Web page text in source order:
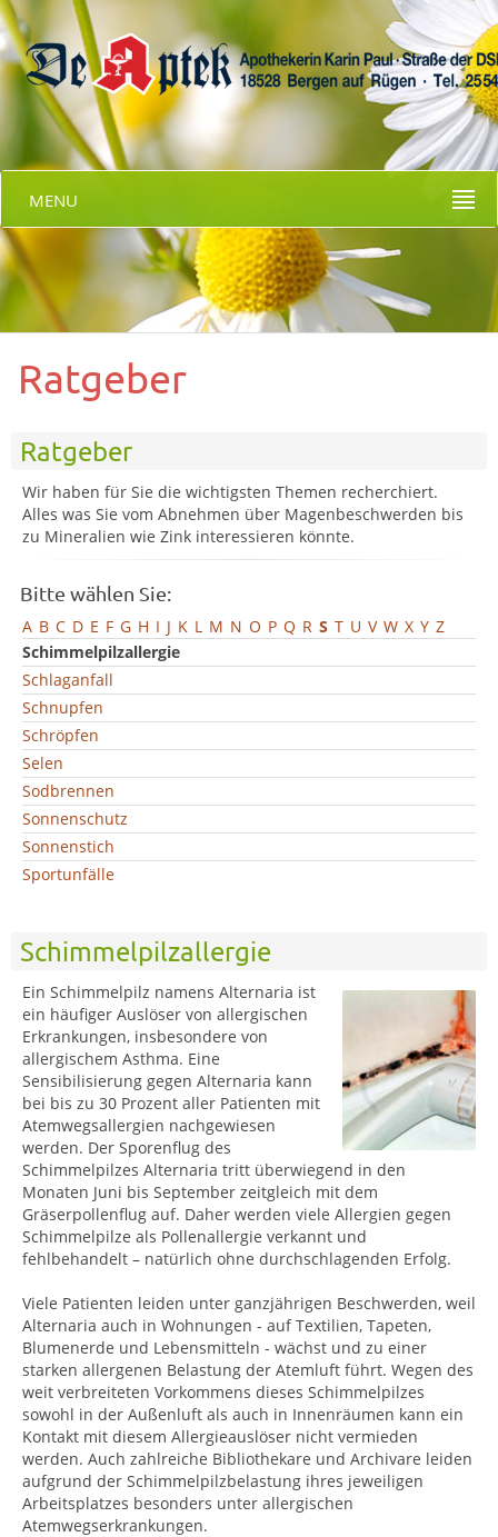
MENU
Ratgeber
Ratgeber
Wir haben für Sie die wichtigsten Themen recherchiert.
Alles was Sie vom Abnehmen über Magenbeschwerden bis
zu Mineralien wie Zink interessieren könnte.
Bitte wählen Sie:
A B C D E F G H I J K L M N O P Q R S T U V W X Y Z
Schimmelpilzallergie
Schlaganfall
Schnupfen
Schröpfen
Selen
Sodbrennen
Sonnenschutz
Sonnenstich
Sportunfälle
Schimmelpilzallergie
Ein Schimmelpilz namens Alternaria ist
ein häufiger Auslöser von allergischen
Erkrankungen, insbesondere von
allergischem Asthma. Eine
Sensibilisierung gegen Alternaria kann
bei bis zu 30 Prozent aller Patienten mit
Atemwegsallergien nachgewiesen
werden. Der Sporenflug des
Schimmelpilzes Alternaria tritt überwiegend in den
Monaten Juni bis September zeitgleich mit dem
Gräserpollenflug auf. Daher werden viele Allergien gegen
Schimmelpilze als Pollenallergie verkannt und
fehlbehandelt – natürlich ohne durchschlagenden Erfolg.
Viele Patienten leiden unter ganzjährigen Beschwerden, weil
Alternaria auch in Wohnungen - auf Textilien, Tapeten,
Blumenerde und Lebensmitteln - wächst und zu einer
starken allergenen Belastung der Atemluft führt. Wegen des
weit verbreiteten Vorkommens dieses Schimmelpilzes
sowohl in der Außenluft als auch in Innenräumen kann ein
Kontakt mit diesem Allergieauslöser nicht vermieden
werden. Auch zahlreiche Bibliothekare und Archivare leiden
aufgrund der Schimmelpilzbelastung ihres jeweiligen
Arbeitsplatzes besonders unter allergischen
Atemwegserkrankungen.